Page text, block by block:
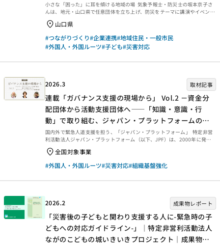
小さな「困った」に耳を傾ける地域の場 気象予報士・防災士の坂本京子さ
んは、地元・山口県で任意団体を立ち上げ、防災をテーマに講演やイベント
を行ってきました。そこで耳にしたのが、「子どもに食物アレルギーがあっ
て、災害時に対応食が手に入るか不安」という切実な声。これをきっかけ
に、食物アレルギーに配慮した炊き出しや避難所のあり方を考える取り組み
を始めます。 活動を続けていくと、「発達障害の子どもが避難所の集団生活
になじめるか心配」「ペットがいるから避難所には行けない」「地域に多く
った声も寄せられるようになりました。坂本さん...
山口県
#つながりづくり#企業連携#地域住民・一般市民
#外国人・外国ルーツ#子ども#災害対応
2026.3 取材記事
連載「ガバナンス支援の現場から」 Vol.2 －資金分
配団体から活動支援団体へ――「知識・意識・行
動」で取り組む、ジャパン・プラットフォームのガ
バナンス体制整備支援－
国内外で緊急人道支援を担う、「ジャパン・プラットフォーム」 特定非営
利活動法人ジャパン・プラットフォーム（以下、JPF）は、2000年に発足
した民間団体で、災害や紛争などに伴う国内外の緊急人道支援に取り組んで
きました。設立以来、総額967億円以上、65以上の国・地域において、
2,400件以上の事業を実施してきた実績を有します。（2025年7月現在） 休
眠預金活用事業には制度開始初期の2019年度から参画し、資金分配団体や
速な支援を行う緊急災害支援、2つ目は防災・減災の観点から、平時の備え
全国対象事業
#外国人・外国ルーツ#災害対応#組織基盤強化
2026.2 成果物レポート
「災害後の子どもと関わり支援する人に-緊急時の子
どもへの対応ガイドライン-」｜特定非営利活動法人
ながのこどもの城いきいきプロジェクト｜成果物レ